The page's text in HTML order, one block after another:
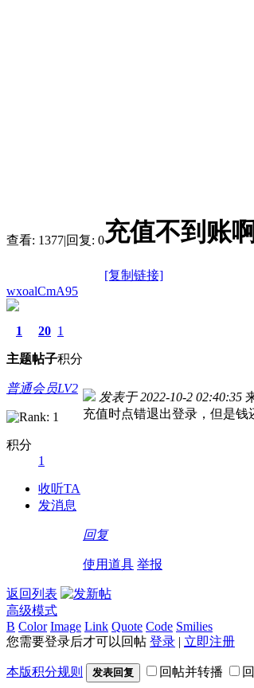
查看: 1377|回复: 0充值不到账
[复制链接]
wxoalCmA95
1
主题
20
帖子
1
积分
普通会员LV2
积分
1
收听TA
发消息
发表于 2022-10-2 02:40:35
充值时点错退出登录，但是钱
回复
使用道具 举报
返回列表
高级模式
B Color Image Link Quote Code Smilies
您需要登录后才可以回帖 登录 | 立即注册
本版积分规则 发表回复 回帖并转播